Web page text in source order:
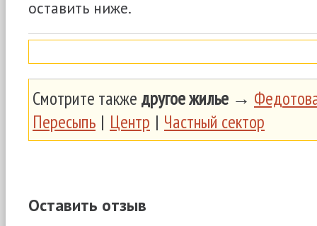
оставить ниже.
Смотрите также другое жилье →
Пересыпь | Центр | Частный сектор
Оставить отзыв